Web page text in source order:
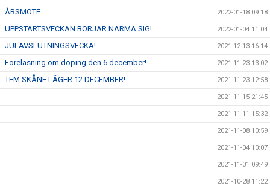
ÅRSMÖTE 2022-01-18 09:18
UPPSTARTSVECKAN BÖRJAR NÄRMA SIG! 2022-01-04 11:04
JULAVSLUTNINGSVECKA! 2021-12-13 16:14
Föreläsning om doping den 6 december! 2021-11-23 13:02
TEM SKÅNE LÄGER 12 DECEMBER! 2021-11-23 12:58
2021-11-15 21:45
2021-11-11 15:32
2021-11-08 10:59
2021-11-04 10:07
2021-11-01 09:49
2021-10-28 11:22